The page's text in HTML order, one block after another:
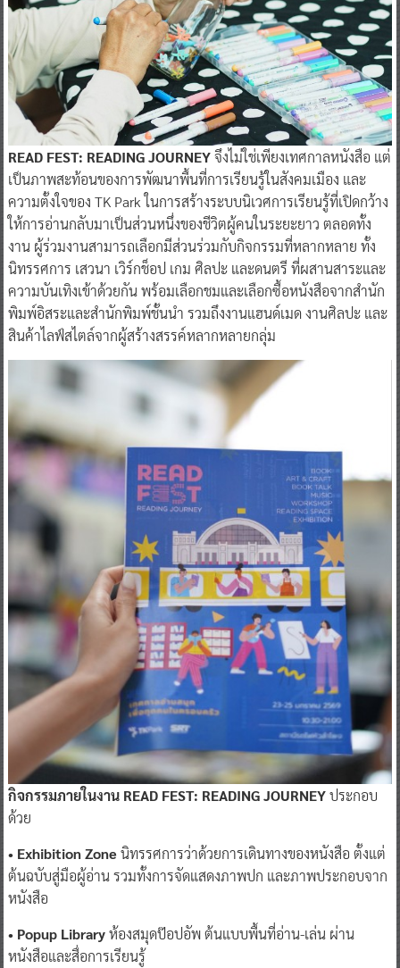
READ FEST: READING JOURNEYจึงไม่ใช่เพียงเทศกาลหนังสือ แต่
เป็นภาพสะท้อนของการพัฒนาพื้นที่การเรียนรู้ในสังคมเมือง และ
ความตั้งใจของ TK Park ในการสร้างระบบนิเวศการเรียนรู้ที่เปิดกว้าง
ให้การอ่านกลับมาเป็นส่วนหนึ่งของชีวิตผู้คนในระยะยาว ตลอดทั้ง
งาน ผู้ร่วมงานสามารถเลือกมีส่วนร่วมกับกิจกรรมที่หลากหลาย ทั้ง
นิทรรศการ เสวนา เวิร์กช็อป เกม ศิลปะ และดนตรี ที่ผสานสาระและ
ความบันเทิงเข้าด้วยกัน พร้อมเลือกชมและเลือกซื้อหนังสือจากสำนัก
พิมพ์อิสระและสำนักพิมพ์ชั้นนำ รวมถึงงานแฮนด์เมด งานศิลปะ และ
สินค้าไลฟ์สไตล์จากผู้สร้างสรรค์หลากหลายกลุ่ม
กิจกรรมภายในงาน READ FEST: READING JOURNEYประกอบ
ด้วย
• Exhibition Zoneนิทรรศการว่าด้วยการเดินทางของหนังสือ ตั้งแต่
ต้นฉบับสู่มือผู้อ่าน รวมทั้งการจัดแสดงภาพปก และภาพประกอบจาก
หนังสือ
• Popup Libraryห้องสมุดป๊อปอัพ ต้นแบบพื้นที่อ่าน-เล่น ผ่าน
หนังสือและสื่อการเรียนรู้